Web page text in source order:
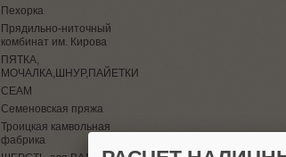
Пехорка
Прядильно-ниточный
комбинат им. Кирова
ПЯТКА,
МОЧАЛКА,ШНУР,ПАЙЕТКИ
СЕАМ
Семеновская пряжа
Троицкая камвольная
фабрика